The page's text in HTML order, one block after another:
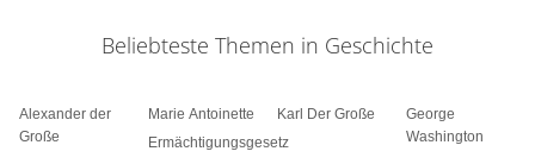
Beliebteste Themen in Geschichte
Alexander der
Große
Marie Antoinette
Ermächtigungsgesetz
Karl Der Große
George
Washington